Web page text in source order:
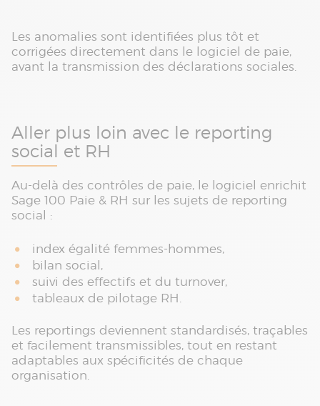
Les anomalies sont identifiées plus tôt et
corrigées directement dans le logiciel de paie,
avant la transmission des déclarations sociales.
Aller plus loin avec le reporting
social et RH
Au-delà des contrôles de paie, le logiciel enrichit
Sage 100 Paie & RH sur les sujets de reporting
social :
index égalité femmes-hommes,
bilan social,
suivi des effectifs et du turnover,
tableaux de pilotage RH.
Les reportings deviennent standardisés, traçables
et facilement transmissibles, tout en restant
adaptables aux spécificités de chaque
organisation.